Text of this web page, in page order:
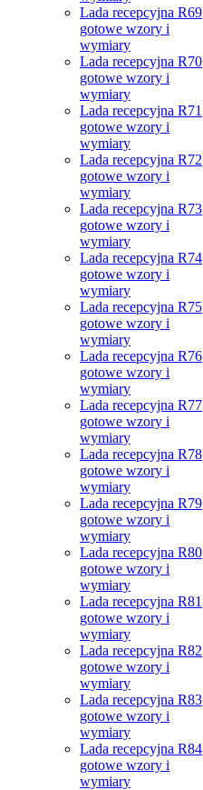
Lada recepcyjna R69
gotowe wzory i
wymiary
Lada recepcyjna R70
gotowe wzory i
wymiary
Lada recepcyjna R71
gotowe wzory i
wymiary
Lada recepcyjna R72
gotowe wzory i
wymiary
Lada recepcyjna R73
gotowe wzory i
wymiary
Lada recepcyjna R74
gotowe wzory i
wymiary
Lada recepcyjna R75
gotowe wzory i
wymiary
Lada recepcyjna R76
gotowe wzory i
wymiary
Lada recepcyjna R77
gotowe wzory i
wymiary
Lada recepcyjna R78
gotowe wzory i
wymiary
Lada recepcyjna R79
gotowe wzory i
wymiary
Lada recepcyjna R80
gotowe wzory i
wymiary
Lada recepcyjna R81
gotowe wzory i
wymiary
Lada recepcyjna R82
gotowe wzory i
wymiary
Lada recepcyjna R83
gotowe wzory i
wymiary
Lada recepcyjna R84
gotowe wzory i
wymiary